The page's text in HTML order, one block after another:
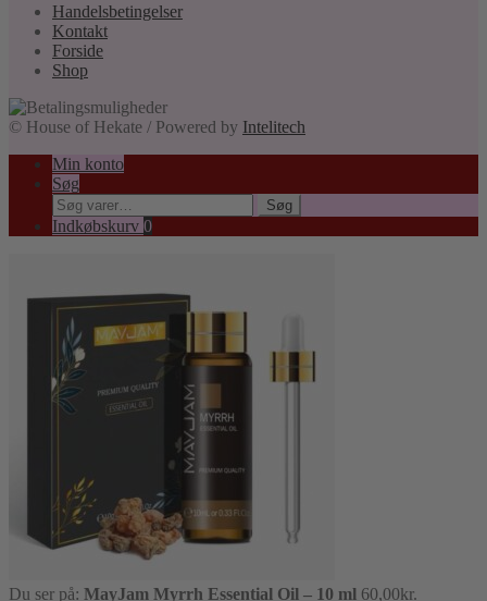
Handelsbetingelser
Kontakt
Forside
Shop
© House of Hekate / Powered by Intelitech
Min konto
Søg
Søg
efter:
Søg
Indkøbskurv 0
Du ser på: MayJam Myrrh Essential Oil – 10 ml 60,00kr.